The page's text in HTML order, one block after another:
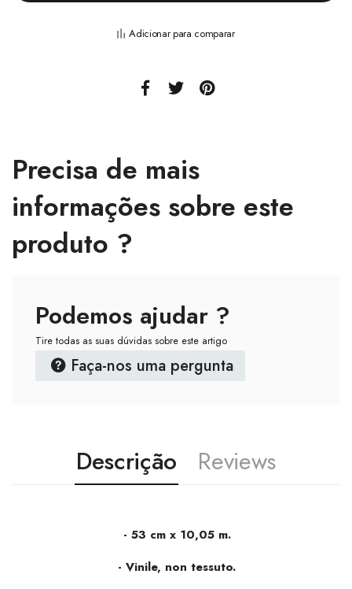
Adicionar para comparar
Precisa de mais
informações sobre este
produto ?
Podemos ajudar ?
Tire todas as suas dúvidas sobre este artigo
Faça-nos uma pergunta
Descrição Reviews
- 53 cm x 10,05 m.
- Vinile, non tessuto.